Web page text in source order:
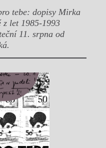
tebe: dopisy Mirka
z let 1985-1993
11. srpna od